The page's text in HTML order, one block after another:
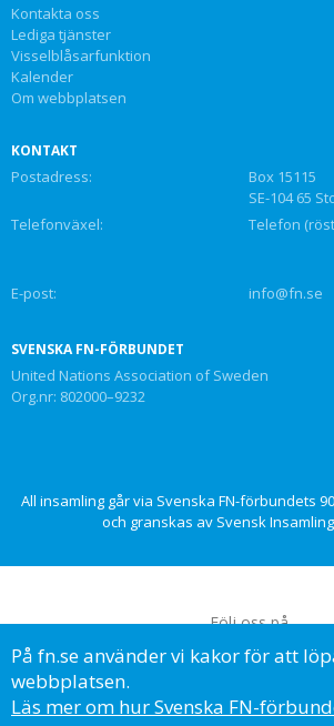
Kontakta oss
Lediga tjänster
Visselblåsarfunktion
Kalender
Om webbplatsen
KONTAKT
Postadress:
Box 15115
SE-104 65
Telefonväxel:
Telefon
E-post: info@fn.se
SVENSKA FN-FÖRBUNDET
United Nations Association of Sweden
Org.nr: 802000–9232
All insamling går via Svenska FN-förbundets
och granskas av Svensk
Följ oss på
På fn.se använder vi kakor för att
webbplatsen.
Läs mer om hur Svenska FN-